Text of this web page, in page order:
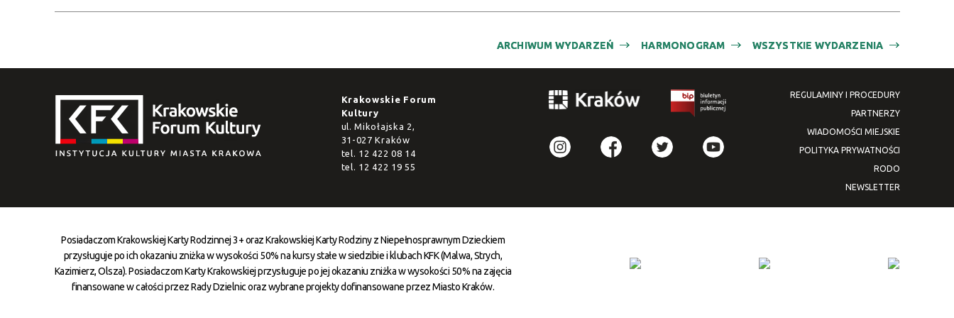
zakresie
Promowane
WSZYSTKIE WYDARZENIA
HARMONOGRAM
ARCHIWUM WYDARZEŃ
Krakowskie Forum
Kultury
ul. Mikołajska 2,
31-027 Kraków
tel. 12 422 08 14
tel. 12 422 19 55
REGULAMINY I PROCEDURY
PARTNERZY
WIADOMOŚCI MIEJSKIE
POLITYKA PRYWATNOŚCI
RODO
NEWSLETTER
Posiadaczom Krakowskiej Karty Rodzinnej 3+ oraz Krakowskiej Karty Rodziny z Niepełnosprawnym Dzieckiem
przysługuje po ich okazaniu zniżka w wysokości 50% na kursy stałe w siedzibie i klubach KFK (Malwa, Strych,
Kazimierz, Olsza). Posiadaczom Karty Krakowskiej przysługuje po jej okazaniu zniżka w wysokości 50% na zajęcia
finansowane w całości przez Rady Dzielnic oraz wybrane projekty dofinansowane przez Miasto Kraków.